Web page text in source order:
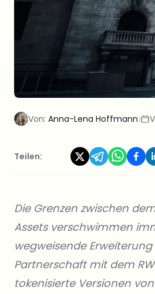
Von: Anna-Lena Hoffmann|
Teilen:
Die Grenzen zwischen
Assets verschwimmen
wegweisende
Partnerschaft mit dem
tokenisierte Versionen